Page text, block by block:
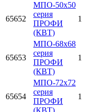
65652
МПО-50х50
серия
ПРОФИ
(КВТ)
1
65653
МПО-68х68
серия
ПРОФИ
(КВТ)
1
65654
МПО-72х72
серия
ПРОФИ
1